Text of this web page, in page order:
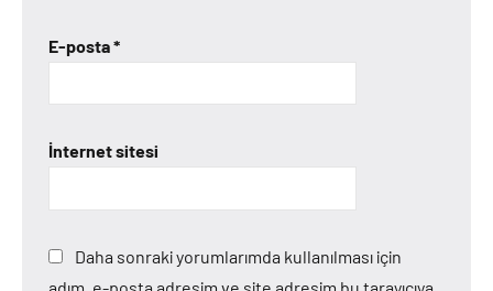
E-posta*
İnternet sitesi
Daha sonraki yorumlarımda kullanılması için